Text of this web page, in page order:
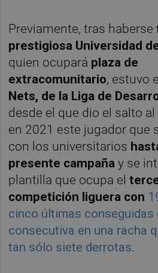
Previamente, tras haberse
prestigiosa Universidad
quien ocupará plaza de
extracomunitario, estuvo
Nets, de la Liga de
desde el que dio el salto
en 2021 este jugador que
con los universitarios
presente campaña y se
plantilla que ocupa el
competición liguera con
cinco últimas conseguidas
consecutiva en una racha
tan sólo siete derrotas.